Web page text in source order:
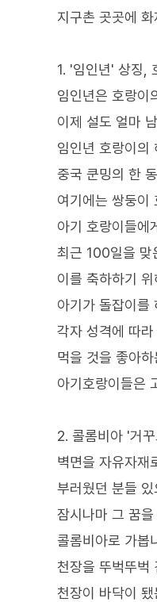
지구촌 곳곳에
1. '임인년' 상징,
임인년은 호랑이
이제 설도 얼마
임인년 호랑이의
중국 쿤밍의 한
여기에는 쌍둥이
아기 호랑이들에
최근 100일을 맞
이를 축하하기
아기가 돌잡이를
각자 성격에 따
먹을 것을 좋아
아기호랑이들은
2. 콜롬비아 '거
벽면을 자유자재
부러웠던 분들
잠시나마 그 꿈
콜롬비아로 가봅
천장을 뚜벅뚜벅
천장이 바닥이 됐